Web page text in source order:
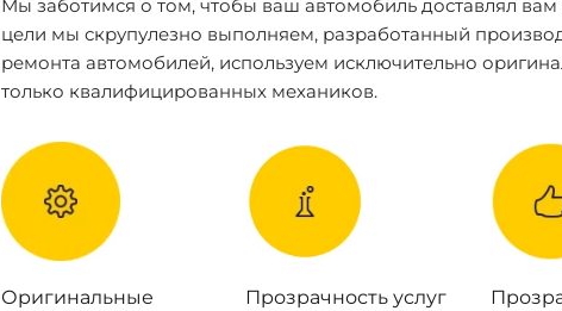
Мы заботимся о том, чтобы ваш автомобиль доставлял вам
цели мы скрупулезно выполняем, разработанный
ремонта автомобилей, используем исключительно
только квалифицированных механиков.
Оригинальные
Прозрачность услуг